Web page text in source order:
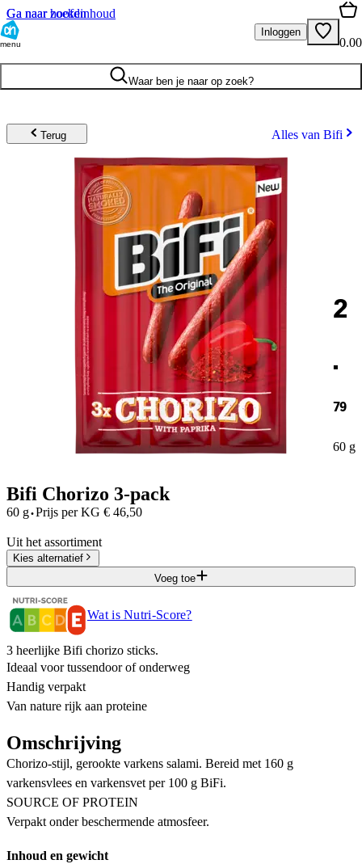
Ga naar hoofdinhoud
Ga naar zoeken
menu
Inloggen
0.00
Waar ben je naar op zoek?
Terug Alles van Bifi
2
.
79
60 g
Bifi Chorizo 3-pack
60 g·Prijs per KG € 46,50
Uit het assortiment
Kies alternatief
Voeg toe
Wat is Nutri-Score?
3 heerlijke Bifi chorizo sticks.
Ideaal voor tussendoor of onderweg
Handig verpakt
Van nature rijk aan proteine
Omschrijving
Chorizo-stijl, gerookte varkens salami. Bereid met 160 g
varkensvlees en varkensvet per 100 g BiFi.
SOURCE OF PROTEIN
Verpakt onder beschermende atmosfeer.
Inhoud en gewicht